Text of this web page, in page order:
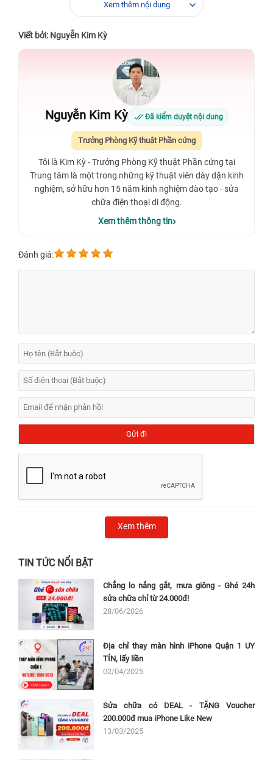
Xem thêm nội dung
Viết bởi: Nguyễn Kim Kỳ
Nguyễn Kim Kỳ Đã kiểm duyệt nội dung
Trưởng Phòng Kỹ thuật Phần cứng
Tôi là Kim Kỳ - Trưởng Phòng Kỹ thuật Phần cứng tại
Trung tâm là một trong những kỹ thuật viên dày dặn kinh
nghiệm, sở hữu hơn 15 năm kinh nghiệm đào tạo - sửa
chữa điện thoại di động.
Xem thêm thông tin
Đánh giá:
Xem thêm
TIN TỨC NỔI BẬT
Chẳng lo nắng gắt, mưa giông - Ghé 24h
sửa chữa chỉ từ 24.000đ!
28/06/2026
Địa chỉ thay màn hình iPhone Quận 1 UY
TÍN, lấy liền
02/04/2025
Sửa chữa có DEAL - TẶNG Voucher
200.000đ mua iPhone Like New
13/03/2025